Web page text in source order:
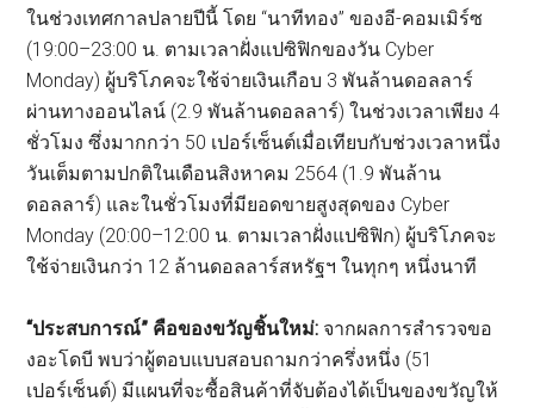
ในช่วงเทศกาลปลายปีนี้ โดย “นาทีทอง” ของอี-คอมเมิร์ซ
(19:00–23:00 น. ตามเวลาฝั่งแปซิฟิกของวัน Cyber
Monday) ผู้บริโภคจะใช้จ่ายเงินเกือบ 3 พันล้านดอลลาร์
ผ่านทางออนไลน์ (2.9 พันล้านดอลลาร์) ในช่วงเวลาเพียง 4
ชั่วโมง ซึ่งมากกว่า 50 เปอร์เซ็นต์เมื่อเทียบกับช่วงเวลาหนึ่ง
วันเต็มตามปกติในเดือนสิงหาคม 2564 (1.9 พันล้าน
ดอลลาร์) และในชั่วโมงที่มียอดขายสูงสุดของ Cyber
Monday (20:00–12:00 น. ตามเวลาฝั่งแปซิฟิก) ผู้บริโภคจะ
ใช้จ่ายเงินกว่า 12 ล้านดอลลาร์สหรัฐฯ ในทุกๆ หนึ่งนาที
“ประสบการณ์” คือของขวัญชิ้นใหม่: จากผลการสำรวจขอ
งอะโดบี พบว่าผู้ตอบแบบสอบถามกว่าครึ่งหนึ่ง (51
เปอร์เซ็นต์) มีแผนที่จะซื้อสินค้าที่จับต้องได้เป็นของขวัญให้